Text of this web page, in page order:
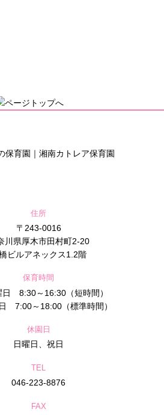
住所
〒243-0016
川県厚木市田村町2-20
ビルアネックス1.2階
保育時間
日 8:30～16:30（短時間）
7:00～18:00（標準時間）
休園日
日曜日、祝日
TEL
046-223-8876
FAX